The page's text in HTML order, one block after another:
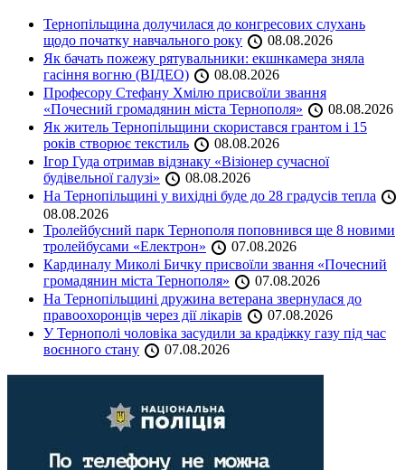
Тернопільщина долучилася до конгресових слухань
щодо початку навчального року
08.08.2026
Як бачать пожежу рятувальники: екшнкамера зняла
гасіння вогню (ВІДЕО)
08.08.2026
Професору Стефану Хмілю присвоїли звання
«Почесний громадянин міста Тернополя»
08.08.2026
Як житель Тернопільщини скористався грантом і 15
років створює текстиль
08.08.2026
Ігор Гуда отримав відзнаку «Візіонер сучасної
будівельної галузі»
08.08.2026
На Тернопільщині у вихідні буде до 28 градусів тепла
08.08.2026
Тролейбусний парк Тернополя поповнився ще 8 новими
тролейбусами «Електрон»
07.08.2026
Кардиналу Миколі Бичку присвоїли звання «Почесний
громадянин міста Тернополя»
07.08.2026
На Тернопільщині дружина ветерана звернулася до
правоохоронців через дії лікарів
07.08.2026
У Тернополі чоловіка засудили за крадіжку газу під час
воєнного стану
07.08.2026